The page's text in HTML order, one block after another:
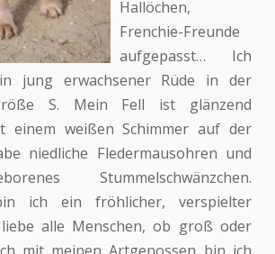
Hallöchen,
Frenchie-Freunde
aufgepasst… Ich
jung erwachsener Rüde in der
S. Mein Fell ist glänzend
einem weißen Schimmer auf der
niedliche Fledermausohren und
Stummelschwänzchen.
ich ein fröhlicher, verspielter
alle Menschen, ob groß oder